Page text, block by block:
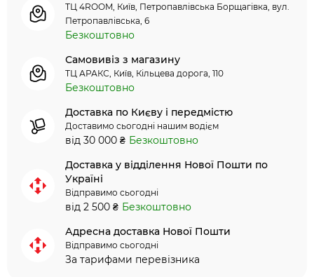
ТЦ 4ROOM, Київ, Петропавлівська Борщагівка, вул.
Петропавлівська, 6
Безкоштовно
Самовивіз з магазину
ТЦ АРАКС, Київ, Кільцева дорога, 110
Безкоштовно
Доставка по Києву і передмістю
Доставимо сьогодні нашим водієм
від 30 000 ₴ Безкоштовно
Доставка у відділення Нової Пошти по
Україні
Відправимо сьогодні
від 2 500 ₴ Безкоштовно
Адресна доставка Нової Пошти
Відправимо сьогодні
За тарифами перевізника